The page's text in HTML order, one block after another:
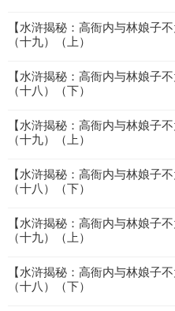
【水浒揭秘：高衙内与林娘子
（十九）（上）
【水浒揭秘：高衙内与林娘子
（十八）（下）
【水浒揭秘：高衙内与林娘子
（十九）（上）
【水浒揭秘：高衙内与林娘子
（十八）（下）
【水浒揭秘：高衙内与林娘子
（十九）（上）
【水浒揭秘：高衙内与林娘子
（十八）（下）